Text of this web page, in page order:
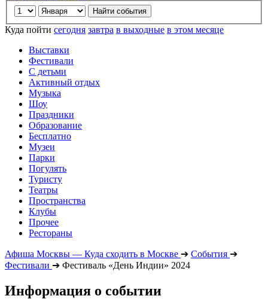
Куда пойти сегодня завтра в выходные в этом месяце
Выставки
Фестивали
С детьми
Активный отдых
Музыка
Шоу
Праздники
Образование
Бесплатно
Музеи
Парки
Погулять
Туристу
Театры
Пространства
Клубы
Прочее
Рестораны
Афиша Москвы — Куда сходить в Москве ➔ События ➔
Фестивали ➔ Фестиваль «День Индии» 2024
Информация о событии